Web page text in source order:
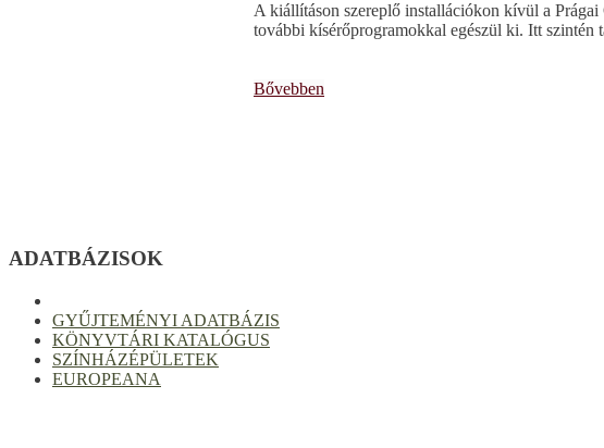
A kiállításon szereplő installációkon kívül a
további kísérőprogramokkal egészül ki. Itt szintén
Bővebben
ADATBÁZISOK
GYŰJTEMÉNYI ADATBÁZIS
KÖNYVTÁRI KATALÓGUS
SZÍNHÁZÉPÜLETEK
EUROPEANA